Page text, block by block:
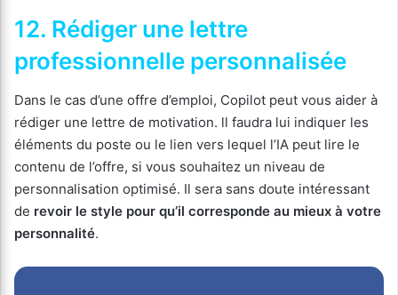
12. Rédiger une lettre
professionnelle personnalisée
Dans le cas d’une offre d’emploi, Copilot peut vous aider à
rédiger une lettre de motivation. ll faudra lui indiquer les
éléments du poste ou le lien vers lequel l’IA peut lire le
contenu de l’offre, si vous souhaitez un niveau de
personnalisation optimisé. Il sera sans doute intéressant
de revoir le style pour qu’il corresponde au mieux à votre
personnalité.